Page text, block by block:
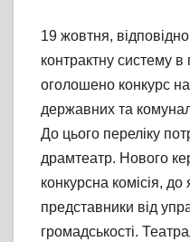
19 жовтня,
контрактну систему в
оголошено конкурс на
державних та
До цього переліку
драмтеатр. Нового
конкурсна комісія, до
представники від
громадськості.